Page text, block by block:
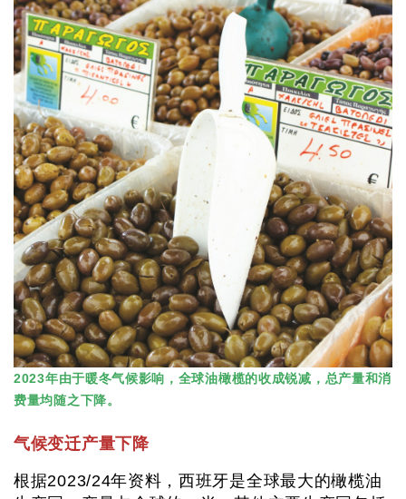
2023年由于暖冬气候影响，全球油橄榄的收成锐减，总产量和消
费量均随之下降。
气候变迁产量下降
根据2023/24年资料，西班牙是全球最大的橄榄油